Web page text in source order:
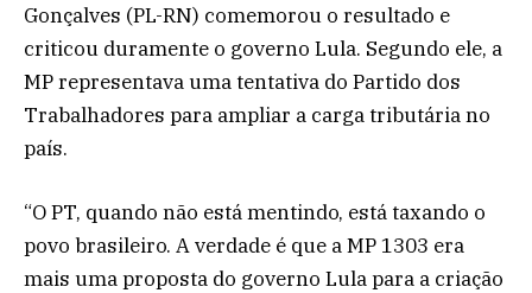
Gonçalves (PL-RN) comemorou o resultado e
criticou duramente o governo Lula. Segundo ele, a
MP representava uma tentativa do Partido dos
Trabalhadores para ampliar a carga tributária no
país.
“O PT, quando não está mentindo, está taxando o
povo brasileiro. A verdade é que a MP 1303 era
mais uma proposta do governo Lula para a criação